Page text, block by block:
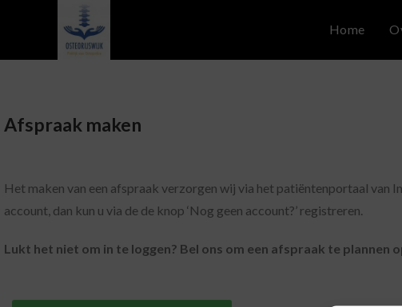
Home
Afspraak maken
Het maken van een afspraak verzorgen wij via het patiëntenportaal van
account, dan kun u via de de knop ‘Nog geen account?’ registreren.
Lukt het niet om in te loggen? Bel ons om een afspraak te plannen